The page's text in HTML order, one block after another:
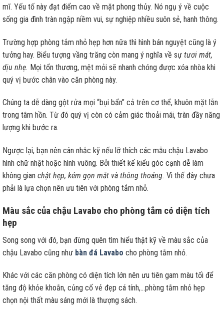
mĩ. Yếu tố này đạt điểm cao về mặt phong thủy. Nó ngụ ý về cuộc
sống gia đình tràn ngập niềm vui, sự nghiệp nhiều suôn sẻ, hanh thông.
Trường hợp phòng tắm nhỏ hẹp hơn nữa thì hình bán nguyệt cũng là ý
tưởng hay. Biểu tượng vầng trăng còn mang ý nghĩa về sự tươi mát,
dịu nhẹ. Mọi tổn thương, mệt mỏi sẽ nhanh chóng được xóa nhòa khi
quý vị bước chân vào căn phòng này.
Chúng ta dễ dàng gột rửa mọi “bụi bẩn” cả trên cơ thể, khuôn mặt lẫn
trong tâm hồn. Từ đó quý vị còn có cảm giác thoải mái, tràn đầy năng
lượng khi bước ra.
Ngược lại, bạn nên cân nhắc kỹ nếu lỡ thích các mẫu chậu Lavabo
hình chữ nhật hoặc hình vuông. Bởi thiết kế kiểu góc cạnh dễ làm
không gian chật hẹp, kém gọn mắt và thông thoáng. Vì thế đây chưa
phải là lựa chọn nên ưu tiên với phòng tắm nhỏ.
Màu sắc của chậu Lavabo cho phòng tắm có diện tích
hẹp
Song song với đó, bạn đừng quên tìm hiểu thật kỹ về màu sắc của
chậu Lavabo cũng như bàn đá Lavabo cho phòng tắm nhỏ.
Khác với các căn phòng có diện tích lớn nên ưu tiên gam màu tối để
tăng độ khỏe khoắn, củng cố vẻ đẹp cá tính,…phòng tắm nhỏ hẹp
chọn nội thất màu sáng mới là thượng sách.